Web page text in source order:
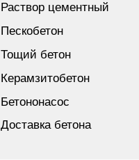
Раствор цементный
Пескобетон
Тощий бетон
Керамзитобетон
Бетононасос
Доставка бетона